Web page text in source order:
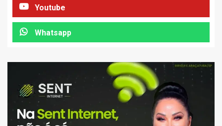
Youtube
Whatsapp